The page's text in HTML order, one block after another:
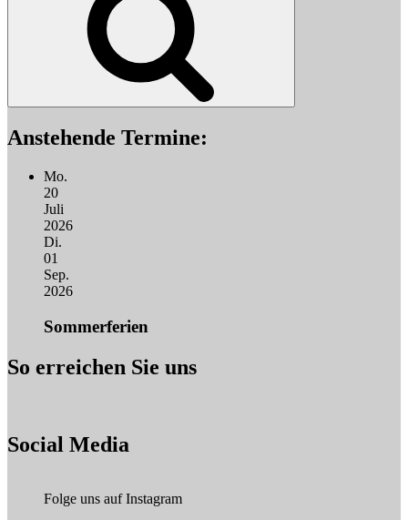
Anstehende Termine:
Mo.
20
Juli
2026
Di.
01
Sep.
2026
Sommerferien
So erreichen Sie uns
Social Media
Folge uns auf Instagram